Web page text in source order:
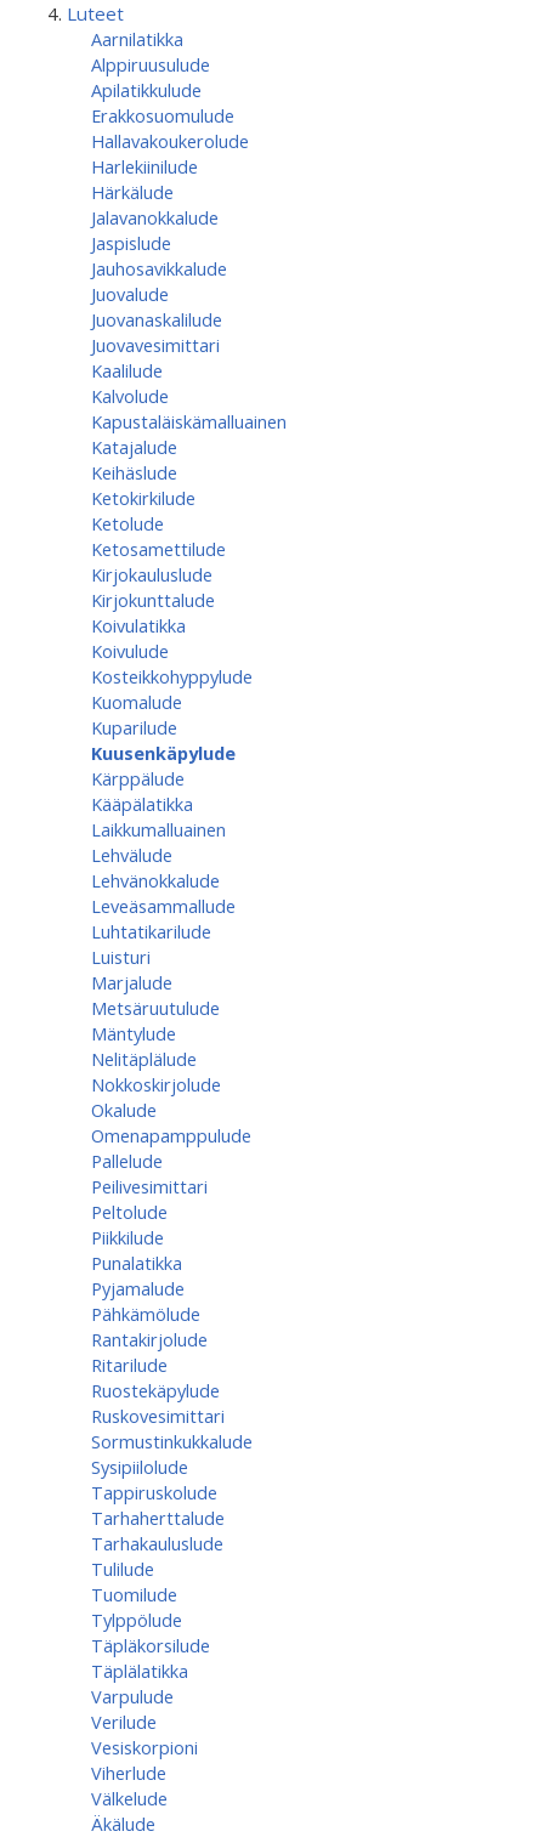
Luteet
Aarnilatikka
Alppiruusulude
Apilatikkulude
Erakkosuomulude
Hallavakoukerolude
Harlekiinilude
Härkälude
Jalavanokkalude
Jaspislude
Jauhosavikkalude
Juovalude
Juovanaskalilude
Juovavesimittari
Kaalilude
Kalvolude
Kapustaläiskämalluainen
Katajalude
Keihäslude
Ketokirkilude
Ketolude
Ketosamettilude
Kirjokauluslude
Kirjokunttalude
Koivulatikka
Koivulude
Kosteikkohyppylude
Kuomalude
Kuparilude
Kuusenkäpylude
Kärppälude
Kääpälatikka
Laikkumalluainen
Lehvälude
Lehvänokkalude
Leveäsammallude
Luhtatikarilude
Luisturi
Marjalude
Metsäruutulude
Mäntylude
Nelitäplälude
Nokkoskirjolude
Okalude
Omenapamppulude
Pallelude
Peilivesimittari
Peltolude
Piikkilude
Punalatikka
Pyjamalude
Pähkämölude
Rantakirjolude
Ritarilude
Ruostekäpylude
Ruskovesimittari
Sormustinkukkalude
Sysipiilolude
Tappiruskolude
Tarhaherttalude
Tarhakauluslude
Tulilude
Tuomilude
Tylppölude
Täpläkorsilude
Täplälatikka
Varpulude
Verilude
Vesiskorpioni
Viherlude
Välkelude
Äkälude